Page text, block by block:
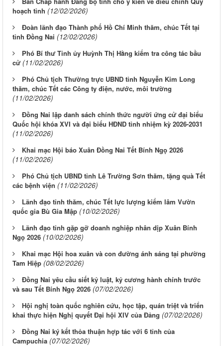
hoạch tỉnh (12/02/2026)
Đoàn lãnh đạo Thành phố Hồ Chí Minh thăm, chúc Tết tại
tỉnh Đồng Nai (12/02/2026)
Phó Bí thư Tỉnh ủy Huỳnh Thị Hằng kiểm tra công tác bầu
cử (11/02/2026)
Phó Chủ tịch Thường trực UBND tỉnh Nguyễn Kim Long
thăm, chúc Tết các Công ty điện, nước, môi trường
(11/02/2026)
Đồng Nai lập danh sách chính thức người ứng cử đại biểu
Quốc hội khóa XVI và đại biểu HĐND tỉnh nhiệm kỳ 2026-2031
(11/02/2026)
Khai mạc Hội báo Xuân Đồng Nai Tết Bính Ngọ 2026
(11/02/2026)
Phó Chủ tịch UBND tỉnh Lê Trường Sơn thăm, tặng quà Tết
các bệnh viện (11/02/2026)
Lãnh đạo tỉnh thăm, chúc Tết lực lượng kiểm lâm Vườn
quốc gia Bù Gia Mập (10/02/2026)
Lãnh đạo tỉnh gặp gỡ doanh nghiệp nhân dịp Xuân Bính
Ngọ 2026 (10/02/2026)
Khai mạc Hội hoa xuân và con đường ánh sáng tại phường
Tam Hiệp (08/02/2026)
Đồng Nai yêu cầu siết kỷ luật, kỷ cương hành chính trước
và sau Tết Bính Ngọ 2026 (07/02/2026)
Hội nghị toàn quốc nghiên cứu, học tập, quán triệt và triển
khai thực hiện Nghị quyết Đại hội XIV của Đảng (07/02/2026)
Đồng Nai ký kết thỏa thuận hợp tác với 6 tỉnh của
Campuchia (07/02/2026)